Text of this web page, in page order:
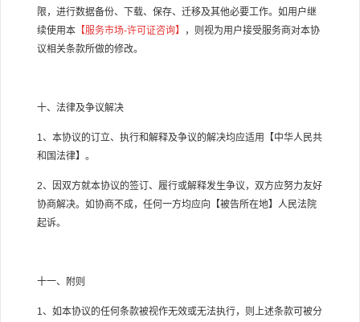
限，进行数据备份、下载、保存、迁移及其他必要工作。如用户继
续使用本 【服务市场-许可证咨询】
，则视为用户接受服务商对本协
议相关条款所做的修改。
十、法律及争议解决
1、本协议的订立、执行和解释及争议的解决均应适用【中华人民共
和国法律】。
2、因双方就本协议的签订、履行或解释发生争议，双方应努力友好
协商解决。如协商不成，任何一方均应向【被告所在地】人民法院
起诉。
十一、附则
1、如本协议的任何条款被视作无效或无法执行，则上述条款可被分